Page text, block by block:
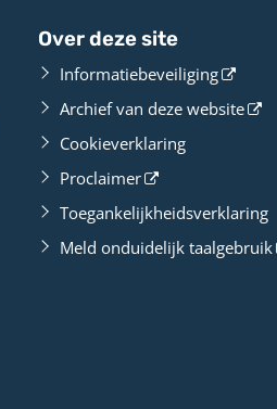
Over deze site
Informatiebeveiliging
Archief van deze website
Cookieverklaring
Proclaimer
Toegankelijkheidsverklaring
Meld onduidelijk taalgebruik